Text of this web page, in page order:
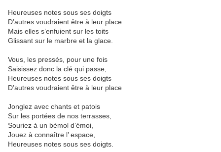
Heureuses notes sous ses doigts
D’autres voudraient être à leur place
Mais elles s’enfuient sur les toits
Glissant sur le marbre et la glace.
Vous, les pressés, pour une fois
Saisissez donc la clé qui passe,
Heureuses notes sous ses doigts
D’autres voudraient être à leur place
Jonglez avec chants et patois
Sur les portées de nos terrasses,
Souriez à un bémol d’émoi,
Jouez à connaître l’ espace,
Heureuses notes sous ses doigts.